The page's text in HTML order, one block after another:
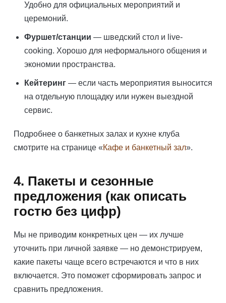
Удобно для официальных мероприятий и
церемоний.
Фуршет/станции — шведский стол и live-
cooking. Хорошо для неформального общения и
экономии пространства.
Кейтеринг— если часть мероприятия выносится
на отдельную площадку или нужен выездной
сервис.
Подробнее о банкетных залах и кухне клуба
смотрите на странице «Кафе и банкетный зал».
4. Пакеты и сезонные
предложения (как описать
гостю без цифр)
Мы не приводим конкретных цен — их лучше
уточнить при личной заявке — но демонстрируем,
какие пакеты чаще всего встречаются и что в них
включается. Это поможет сформировать запрос и
сравнить предложения.